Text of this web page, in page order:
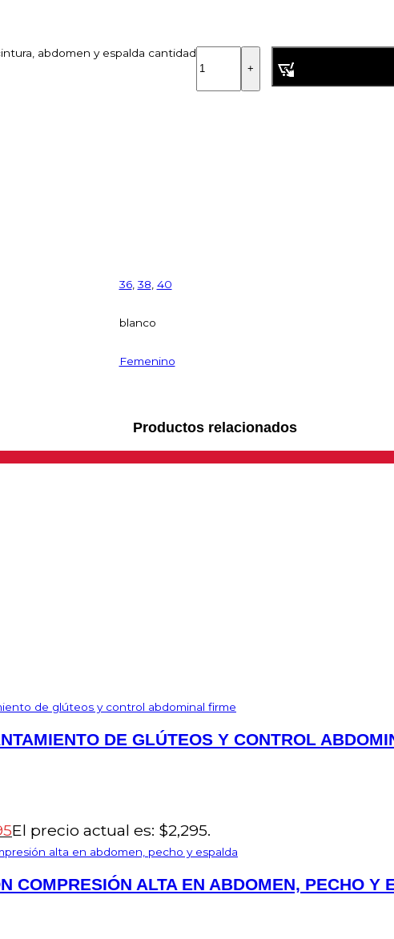
abdomen y espalda cantidad
36, 38, 40
blanco
Femenino
Productos relacionados
DE GLÚTEOS Y CONTROL
El precio actual es: $2,295.
COMPRESIÓN ALTA EN ABDOMEN, PECHO Y